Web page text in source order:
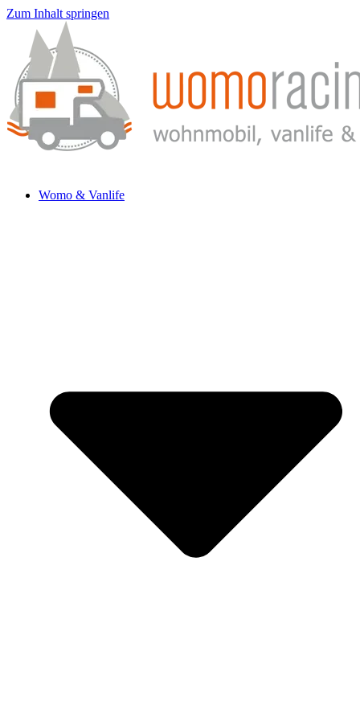
Zum Inhalt springen
Womo & Vanlife